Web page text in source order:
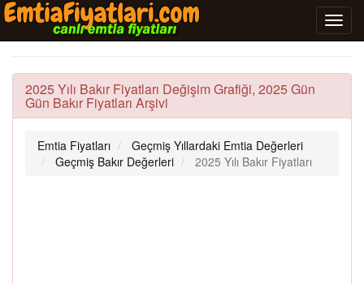
2025 Yılı Bakır Fiyatları Değişim Grafiği, 2025 Gün
Gün Bakır Fiyatları Arşivi
Emtia Fiyatları
Geçmiş Yıllardaki Emtia Değerleri
Geçmiş Bakır Değerleri
2025 Yılı Bakır Fiyatları